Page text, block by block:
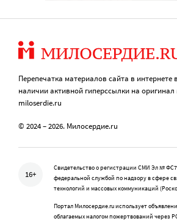
Перепечатка материалов сайта в
наличии активной гиперссылки на
miloserdie.ru
© 2024 – 2026. Милосердие.ru
16+
Свидетельство о регистрации СМИ Эл №
федеральной службой по надзору в сфере
технологий и массовых коммуникаций
Портал Милосердие.ru использует
облагаемых налогом пожертвований через